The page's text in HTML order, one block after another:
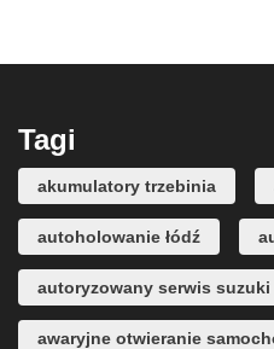
Tagi
akumulatory trzebinia
autoholowanie łódź
autoryzowany serwis suzuki
awaryjne otwieranie